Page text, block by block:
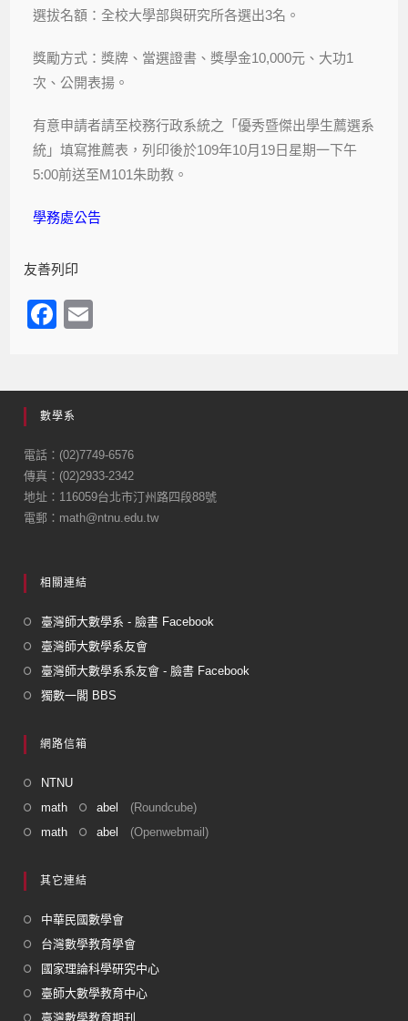
選拔名額：全校大學部與研究所各選出3名。
獎勵方式：獎牌、當選證書、獎學金10,000元、大功1
次、公開表揚。
有意申請者請至校務行政系統之「優秀暨傑出學生薦選系
統」填寫推薦表，列印後於109年10月19日星期一下午
5:00前送至M101朱助教。
學務處公告
友善列印
F
e
b
o
o
k
數學系
電話：(02)7749-6576
傳真：(02)2933-2342
地址：116059台北市汀州路四段88號
電郵：math@ntnu.edu.tw
相關連結
臺灣師大數學系 - 臉書 Facebook
臺灣師大數學系友會
臺灣師大數學系系友會 - 臉書 Facebook
獨數一閣 BBS
網路信箱
NTNU
math
abel
(Roundcube)
math
abel (Openwebmail)
其它連結
中華民國數學會
台灣數學教育學會
國家理論科學研究中心
臺師大數學教育中心
臺灣數學教育期刊